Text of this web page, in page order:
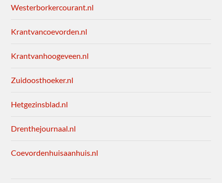
Westerborkercourant.nl
Krantvancoevorden.nl
Krantvanhoogeveen.nl
Zuidoosthoeker.nl
Hetgezinsblad.nl
Drenthejournaal.nl
Coevordenhuisaanhuis.nl